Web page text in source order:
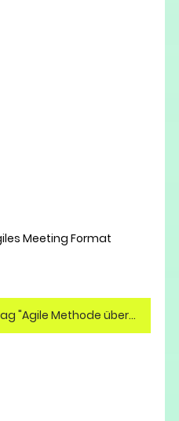
Meeting Format
Jetzt auch den Blogbeitrag "Agile Methode überblicken" lesen!